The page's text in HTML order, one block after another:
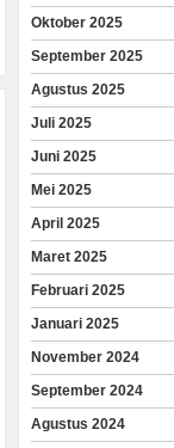
Oktober 2025
September 2025
Agustus 2025
Juli 2025
Juni 2025
Mei 2025
April 2025
Maret 2025
Februari 2025
Januari 2025
November 2024
September 2024
Agustus 2024